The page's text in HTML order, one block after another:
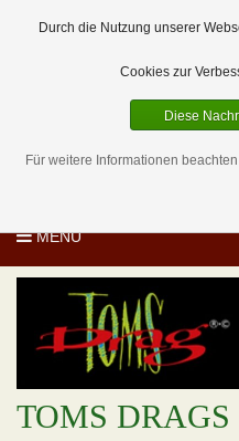
DE
EUR
MENU
TOMS DRAGS
Durch die Nutzung unserer
Cookies zur
Diese
Für weitere Informationen